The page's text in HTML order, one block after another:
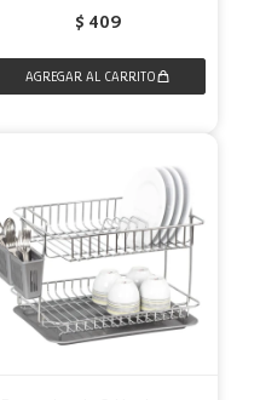
$ 409